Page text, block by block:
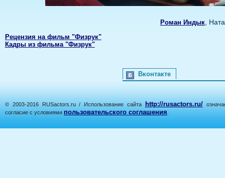
Роман Индык ,
Рецензия на фильм "Физрук"
Кадры из фильма "Физрук"
Вконтакте
© 2003-2016 RUSactors.ru / Использование сайта http://rusactors.ru/
согласие с условиями пользовательского соглашения